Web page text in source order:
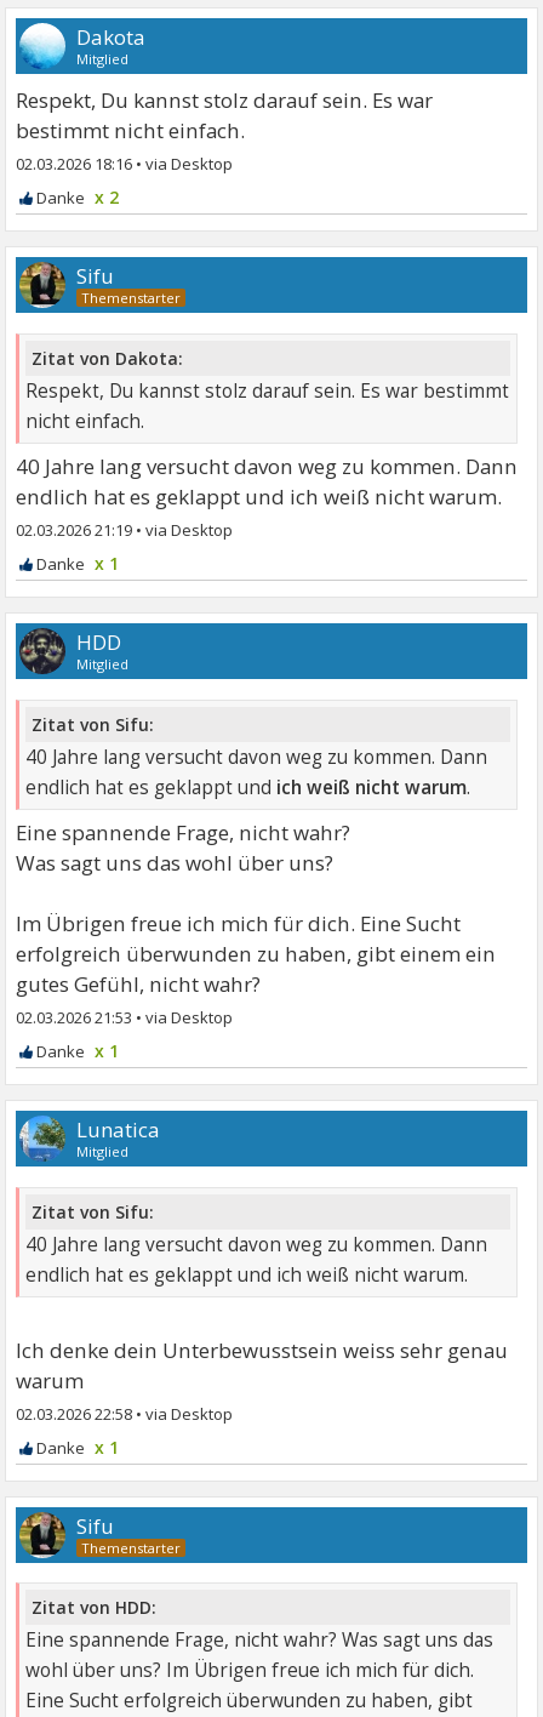
Dakota
Mitglied
Respekt, Du kannst stolz darauf sein. Es war
bestimmt nicht einfach.
02.03.2026 18:16 •
x 2
Sifu
Zitat von Dakota:
Respekt, Du kannst stolz darauf sein. Es war bestimmt
nicht einfach.
40 Jahre lang versucht davon weg zu kommen. Dann
endlich hat es geklappt und ich weiß nicht warum.
02.03.2026 21:19 •
x 1
HDD
Mitglied
Zitat von Sifu:
40 Jahre lang versucht davon weg zu kommen. Dann
endlich hat es geklappt und ich weiß nicht warum.
Eine spannende Frage, nicht wahr?
Was sagt uns das wohl über uns?
Im Übrigen freue ich mich für dich. Eine Sucht
erfolgreich überwunden zu haben, gibt einem ein
gutes Gefühl, nicht wahr?
02.03.2026 21:53 •
x 1
Lunatica
Mitglied
Zitat von Sifu:
40 Jahre lang versucht davon weg zu kommen. Dann
endlich hat es geklappt und ich weiß nicht warum.
Ich denke dein Unterbewusstsein weiss sehr genau
warum
02.03.2026 22:58 •
x 1
Sifu
Zitat von HDD:
Eine spannende Frage, nicht wahr? Was sagt uns das
wohl über uns? Im Übrigen freue ich mich für dich.
Eine Sucht erfolgreich überwunden zu haben, gibt